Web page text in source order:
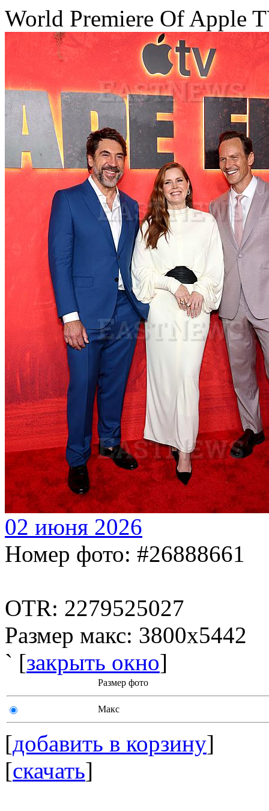
World Premiere Of Apple
02 июня 2026
Номер фото: #26888661
OTR: 2279525027
Размер макс: 3800x5442
` [закрыть окно]
Размер фото
Макс
[добавить в корзину]
[скачать]